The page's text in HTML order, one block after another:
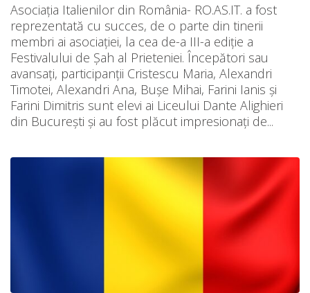
Asociația Italienilor din România- RO.AS.IT. a fost
reprezentată cu succes, de o parte din tinerii
membri ai asociației, la cea de-a III-a ediție a
Festivalului de Șah al Prieteniei. Începători sau
avansați, participanții Cristescu Maria, Alexandri
Timotei, Alexandri Ana, Bușe Mihai, Farini Ianis și
Farini Dimitris sunt elevi ai Liceului Dante Alighieri
din București și au fost plăcut impresionați de...